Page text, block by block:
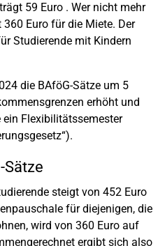
59 Euro . Wer nicht mehr
Euro für die Miete. Der
Studierende mit Kindern
die BAföG-Sätze um 5
erhöht und
ein Flexibilitätssemester
Sätze
steigt von 452 Euro
für diejenigen, die
wird von 360 Euro auf
ergibt sich also